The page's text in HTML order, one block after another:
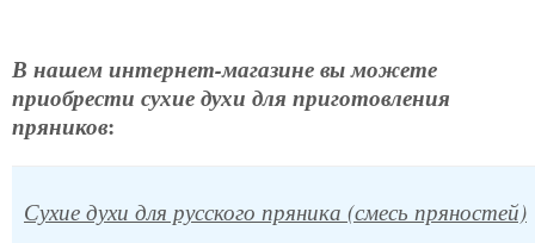
В нашем интернет-магазине вы можете
приобрести сухие духи для приготовления
пряников:
Сухие духи для русского пряника (смесь пряностей)